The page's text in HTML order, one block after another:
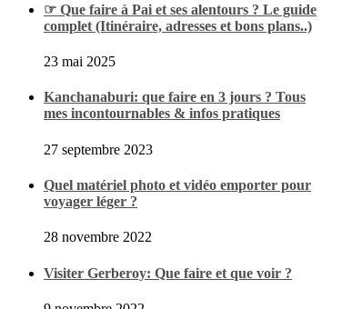
☞ Que faire à Pai et ses alentours ? Le guide
complet (Itinéraire, adresses et bons plans..)
23 mai 2025
Kanchanaburi: que faire en 3 jours ? Tous
mes incontournables & infos pratiques
27 septembre 2023
Quel matériel photo et vidéo emporter pour
voyager léger ?
28 novembre 2022
Visiter Gerberoy: Que faire et que voir ?